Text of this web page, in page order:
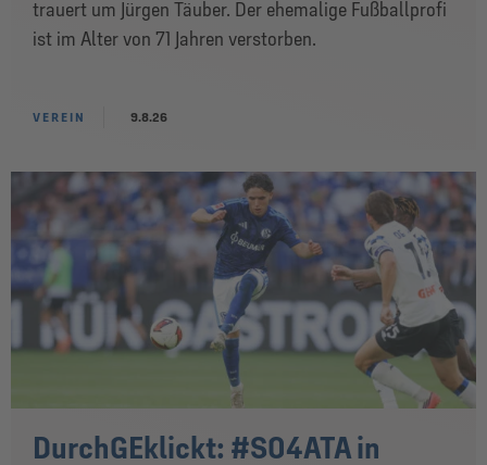
trauert um Jürgen Täuber. Der ehemalige Fußballprofi
ist im Alter von 71 Jahren verstorben.
VEREIN 9.8.26
DurchGEklickt: #S04ATA in